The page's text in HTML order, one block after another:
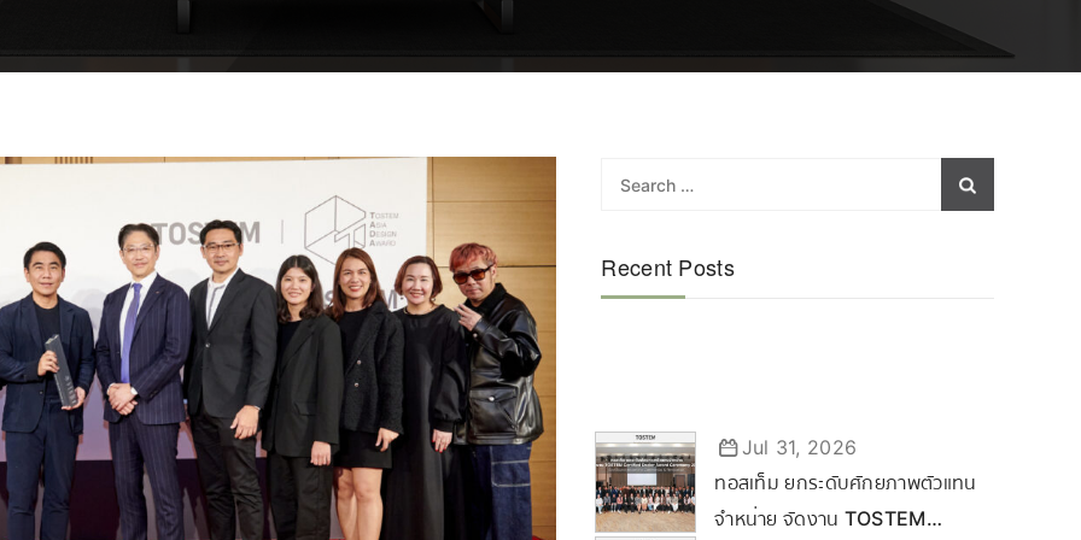
Recent Posts
Jul 31, 2026
ทอสเท็ม ยกระดับศักยภาพตัวแทน
จำหน่าย จัดงาน TOSTEM